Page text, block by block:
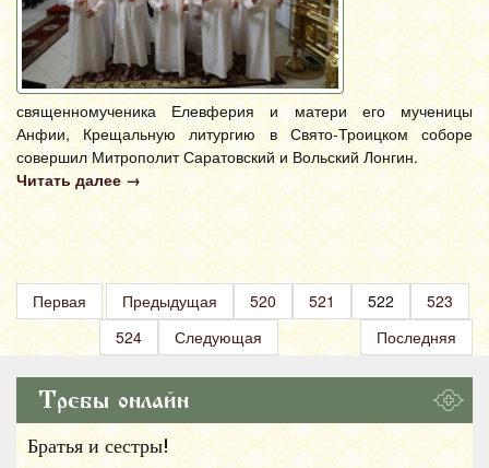
священномученика Елевферия и матери его мученицы
Анфии, Крещальную литургию в Свято-Троицком соборе
совершил Митрополит Саратовский и Вольский Лонгин.
Читать далее →
Первая Предыдущая 520 521 522
523
524
Следующая Последняя
Требы онлайн
Братья и сестры!